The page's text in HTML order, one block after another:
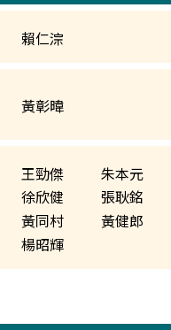
賴仁淙
黃彰暐
王勁傑 朱本元
徐欣健
張耿銘
黃同村
黃健郎
楊昭輝